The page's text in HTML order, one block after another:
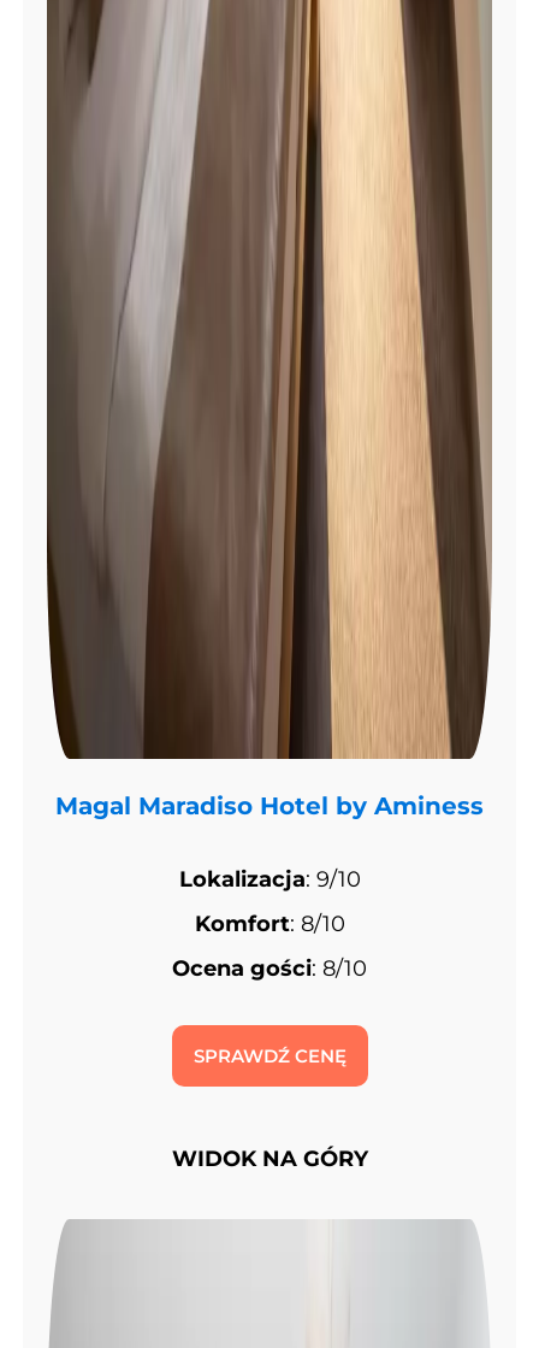
Magal Maradiso Hotel by Aminess
Lokalizacja: 9/10
Komfort: 8/10
Ocena gości: 8/10
SPRAWDŹ CENĘ
WIDOK NA GÓRY